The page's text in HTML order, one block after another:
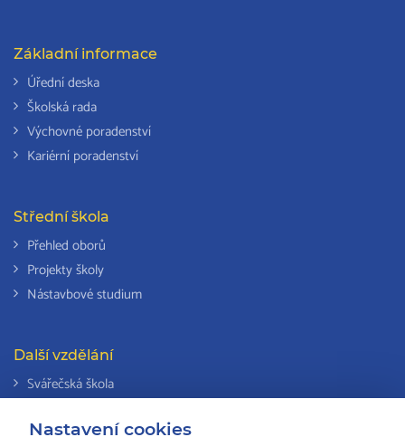
Nastavení cookies
Základní informace
Úřední deska
Školská rada
Výchovné poradenství
Kariérní poradenství
Střední škola
Přehled oborů
Projekty školy
Nástavbové studium
Další vzdělání
Svářečská škola